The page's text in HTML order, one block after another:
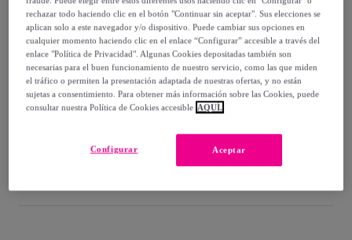
Entrega
Entrega desde3,95 €
Entrega: Entre el11/08y el14/08
¿Cómo funciona?
rechazar todo haciendo clic en el botón "Continuar sin aceptar". Sus elecciones se
aplican solo a este navegador y/o dispositivo. Puede cambiar sus opciones en
cualquier momento haciendo clic en el enlace “Configurar” accesible a través del
enlace "Política de Privacidad". Algunas Cookies depositadas también son
necesarias para el buen funcionamiento de nuestro servicio, como las que miden
el tráfico o permiten la presentación adaptada de nuestras ofertas, y no están
sujetas a consentimiento. Para obtener más información sobre las Cookies, puede
consultar nuestra Política de Cookies accesible AQUÍ.
Aceptar
Configurar